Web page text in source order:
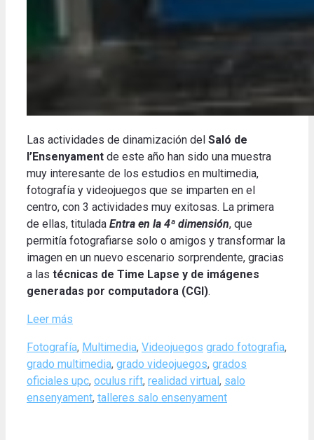
Las actividades de dinamización del Saló de
l’Ensenyament de este año han sido una muestra
muy interesante de los estudios en multimedia,
fotografía y videojuegos que se imparten en el
centro, con 3 actividades muy exitosas. La primera
de ellas, titulada Entra en la 4ª dimensión, que
permitía fotografiarse solo o amigos y transformar la
imagen en un nuevo escenario sorprendente, gracias
a las técnicas de Time Lapse y de imágenes
generadas por computadora (CGI).
Leer más
Categories
Fotografía, Multimedia, Videojuegos Tags
grado fotografia,
grado multimedia, grado videojuegos, grados
oficiales upc, oculus rift, realidad virtual , salo
ensenyament, talleres salo ensenyament